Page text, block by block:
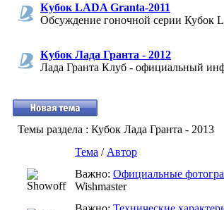
Кубок LADA Granta-2011
Обсуждение гоночной серии Кубок
Кубок Лада Гранта - 2012
Лада Гранта Клуб - официальный
Темы раздела : Кубок Лада Гранта - 2013
Тема / Автор
Важно: Официальные
Wishmaster